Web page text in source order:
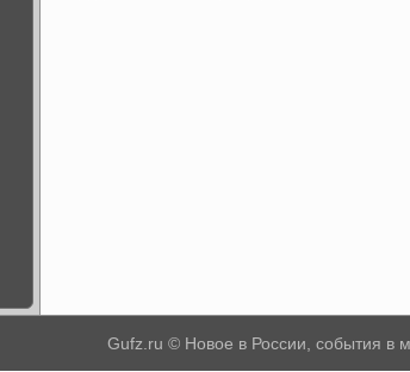
Gufz.ru © Новое в России, события в